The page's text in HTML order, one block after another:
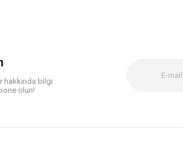
benzer farklı alternatifler olmalı.
hakkında bilgi
olun!